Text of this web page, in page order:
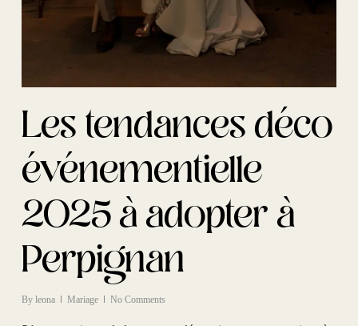
Les tendances déco
événementielle
2025 à adopter à
Perpignan
By leona Mariage No Comments